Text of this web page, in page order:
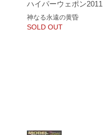
ハイパーウェポン2011
神なる永遠の黄昏
SOLD OUT